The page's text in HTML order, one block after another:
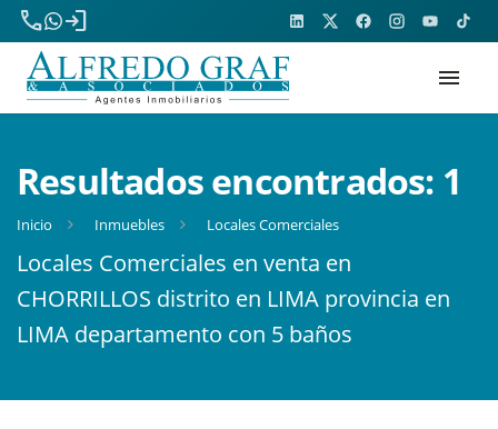
phone
login
menu
Resultados encontrados: 1
Inicio Inmuebles Locales Comerciales
Locales Comerciales en venta en
CHORRILLOS distrito en LIMA provincia en
LIMA departamento con 5 baños